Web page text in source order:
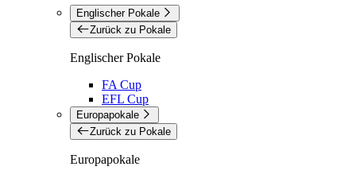
Englischer Pokale
Zurück zu Pokale
Englischer Pokale
FA Cup
EFL Cup
Europapokale
Zurück zu Pokale
Europapokale